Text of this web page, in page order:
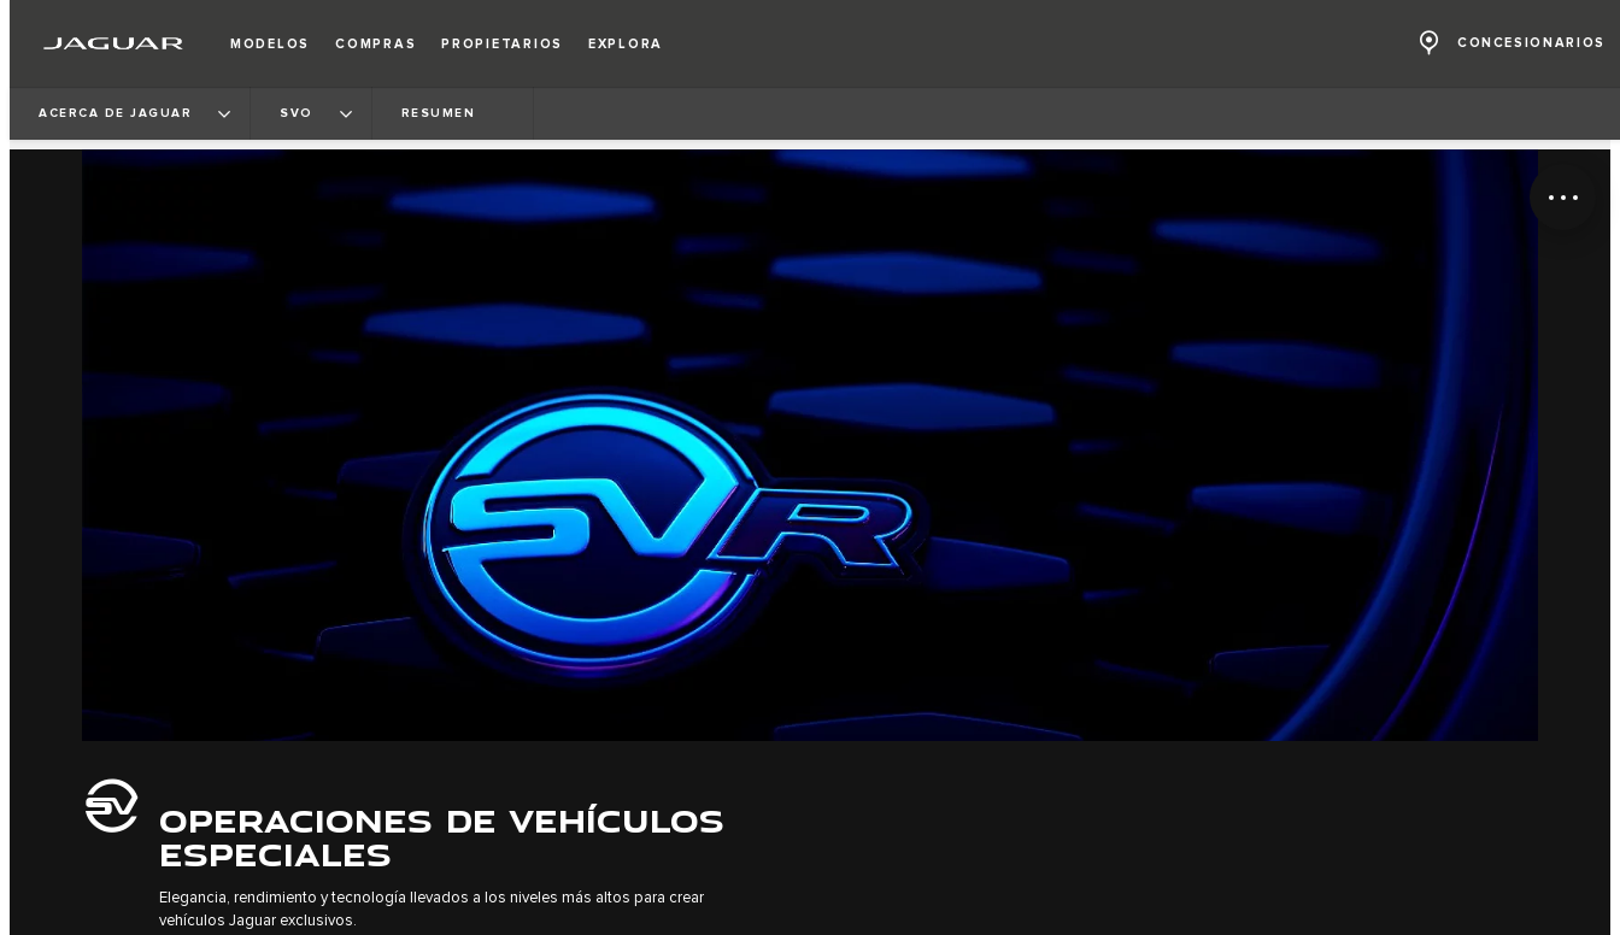
MODELOS COMPRAS PROPIETARIOS EXPLORA CONCESIONARIOS
ACERCA DE JAGUAR SVO RESUMEN
OPERACIONES DE VEHÍCULOS
ESPECIALES
Elegancia, rendimiento y tecnología llevados a los niveles más altos para crear
vehículos Jaguar exclusivos.